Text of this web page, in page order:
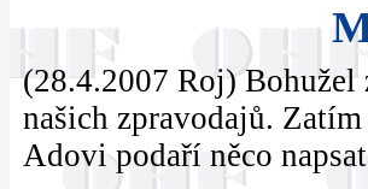
(28.4.2007 Roj) Bohužel
našich zpravodajů.
Adovi podaří něco